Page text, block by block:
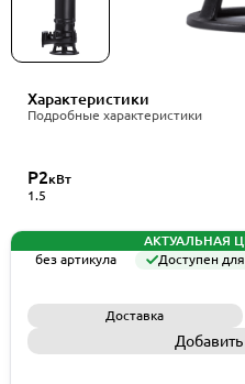
Характеристики
Подробные характеристики
P2кВт
1.5
АКТУАЛЬНАЯ
без артикула
Доступен для
Доставка